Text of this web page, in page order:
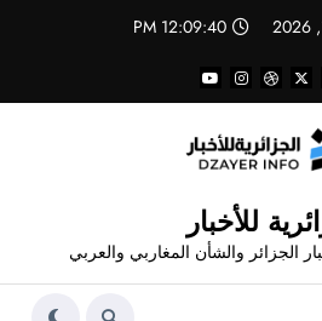
12:09:40 PM
للأخبار
الجزائر والشأن المغاربي والعربي